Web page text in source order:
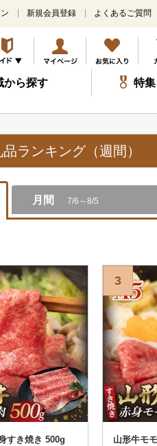
メ
ン
コ
ン
テ
ツ
キ
ッ
プ
新規会員登録 よくあるご質問
から探す 特
ランキング（週間）
月間 7/6～8/5
すき焼き 500g
3
山形牛モ